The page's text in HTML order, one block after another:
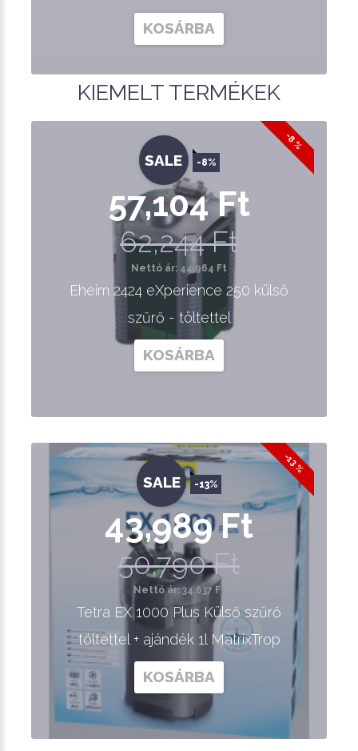
KOSÁRBA
KIEMELT TERMÉKEK
-8 %
SALE -8%
57,104 Ft
62,244 Ft
Nettó ár: 44,964 Ft
Eheim 2424 eXperience 250 külső
szűrő - töltettel
KOSÁRBA
-13 %
SALE -13%
43,989 Ft
50,790 Ft
Nettó ár: 34,637 Ft
Tetra EX 1000 Plus Külső szűrő
töltettel + ajándék 1l MátrixTrop
KOSÁRBA